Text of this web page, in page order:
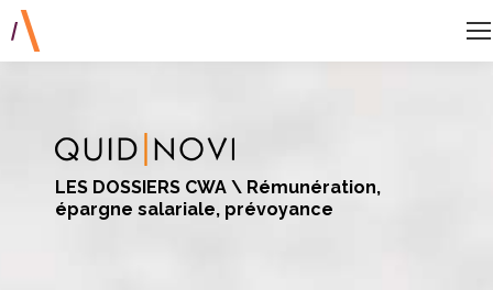
LES DOSSIERS CWA \ Rémunération,
épargne salariale, prévoyance